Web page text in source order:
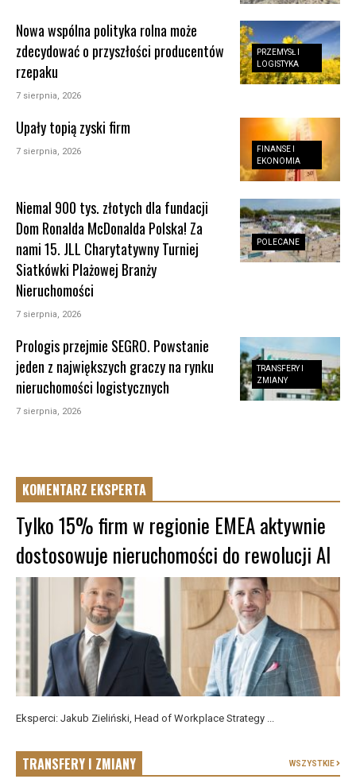
PRZEMYSŁ I
LOGISTYKA
Nowa wspólna polityka rolna może
zdecydować o przyszłości producentów
rzepaku
7 sierpnia, 2026
FINANSE I
EKONOMIA
Upały topią zyski firm
7 sierpnia, 2026
POLECANE
Niemal 900 tys. złotych dla fundacji
Dom Ronalda McDonalda Polska! Za
nami 15. JLL Charytatywny Turniej
Siatkówki Plażowej Branży
Nieruchomości
7 sierpnia, 2026
TRANSFERY I
ZMIANY
Prologis przejmie SEGRO. Powstanie
jeden z największych graczy na rynku
nieruchomości logistycznych
7 sierpnia, 2026
KOMENTARZ EKSPERTA
Tylko 15% firm w regionie EMEA aktywnie
dostosowuje nieruchomości do rewolucji AI
Eksperci: Jakub Zieliński, Head of Workplace Strategy ...
TRANSFERY I ZMIANY WSZYSTKIE